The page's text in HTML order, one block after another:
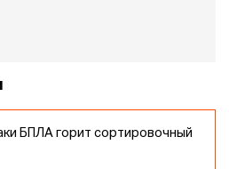
БПЛА горит сортировочный